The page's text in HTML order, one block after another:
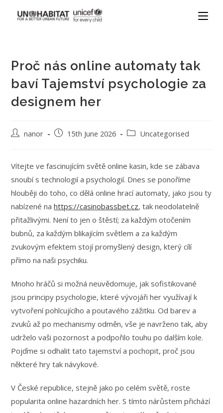
Proč nás online automaty tak
baví Tajemství psychologie za
designem her
nanor 15th June 2026 Uncategorised
Vítejte ve fascinujícím světě online kasin, kde se zábava
snoubí s technologií a psychologií. Dnes se ponoříme
hlouběji do toho, co dělá online hrací automaty, jako jsou ty
nabízené nahttps://casinobassbet.cz, tak neodolatelně
přitažlivými. Není to jen o štěstí; za každým otočením
bubnů, za každým blikajícím světlem a za každým
zvukovým efektem stojí promyšlený design, který cílí
přímo na naši psychiku.
Mnoho hráčů si možná neuvědomuje, jak sofistikované
jsou principy psychologie, které vývojáři her využívají k
vytvoření pohlcujícího a poutavého zážitku. Od barev a
zvuků až po mechanismy odměn, vše je navrženo tak, aby
udrželo vaši pozornost a podpořilo touhu po dalším kole.
Pojďme si odhalit tato tajemství a pochopit, proč jsou
některé hry tak návykové.
V České republice, stejně jako po celém světě, roste
popularita online hazardních her. S tímto nárůstem přichází